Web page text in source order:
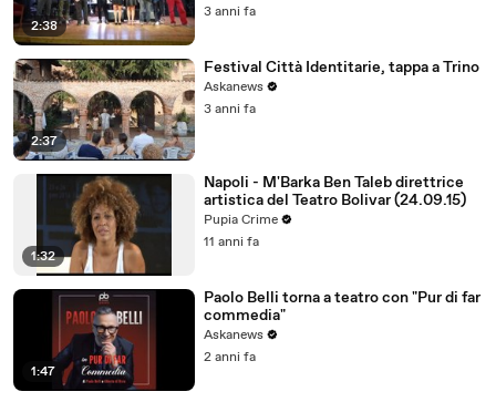
2:38
3 anni fa
2:37
Festival Città Identitarie, tappa a Trino
Askanews
3 anni fa
1:32
Napoli - M'Barka Ben Taleb direttrice
artistica del Teatro Bolivar (24.09.15)
Pupia Crime
11 anni fa
1:47
Paolo Belli torna a teatro con "Pur di far
commedia"
Askanews
2 anni fa